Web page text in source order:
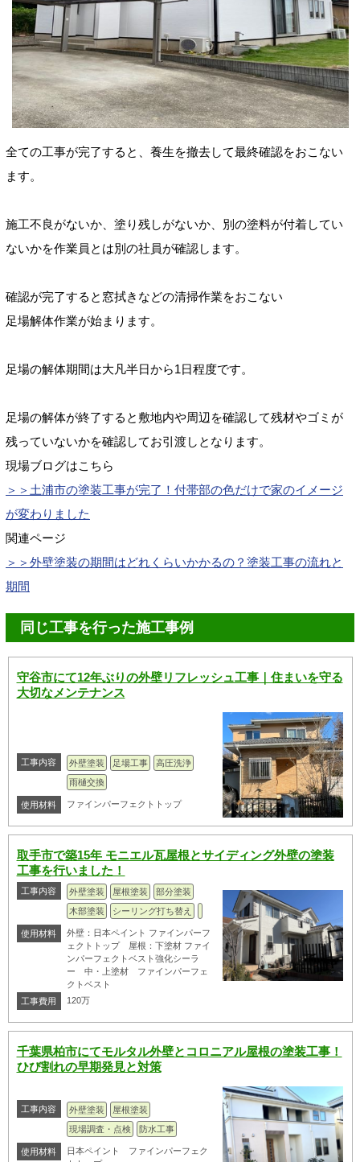
全ての工事が完了すると、養生を撤去して最終確認をおこない
ます。
施工不良がないか、塗り残しがないか、別の塗料が付着してい
ないかを作業員とは別の社員が確認します。
確認が完了すると窓拭きなどの清掃作業をおこない
足場解体作業が始まります。
足場の解体期間は大凡半日から1日程度です。
足場の解体が終了すると敷地内や周辺を確認して残材やゴミが
残っていないかを確認してお引渡しとなります。
現場ブログはこちら
＞＞土浦市の塗装工事が完了！付帯部の色だけで家のイメージ
が変わりました
関連ページ
＞＞ 外壁塗装の期間はどれくらいかかるの？塗装工事の流れと
期間
同じ工事を行った施工事例
守谷市にて12年ぶりの外壁リフレッシュ工事｜住まいを守る
大切なメンテナンス
工事内容 外壁塗装 足場工事
高圧洗浄
雨樋交換
使用材料 ファインパーフェクトトップ
取手市で築15年 モニエル瓦屋根とサイディング外壁の塗装
工事を行いました！
工事内容 外壁塗装 屋根塗装
部分塗装
木部塗装
シーリング打ち替え
使用材料
外壁：日本ペイント ファインパーフ
ェクトトップ 屋根：下塗材 ファイ
ンパーフェクトベスト強化シーラ
ー 中・上塗材 ファインパーフェ
クトベスト
工事費用
120万
千葉県柏市にてモルタル外壁とコロニアル屋根の塗装工事！
ひび割れの早期発見と対策
工事内容 外壁塗装
屋根塗装
現場調査・点検
防水工事
使用材料
日本ペイント ファインパーフェク